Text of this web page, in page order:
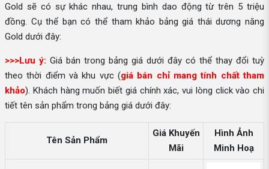
Gold sẽ có sự khác nhau, trung bình dao động từ trên 5 triệu
đồng. Cụ thể bạn có thể tham khảo bảng giá thái dương năng
Gold dưới đây:
>>>Lưu ý: Giá bán trong bảng giá dưới đây có thể thay đổi tuỳ
theo thời điểm và khu vực (giá bán chỉ mang tính chất tham
khảo). Khách hàng muốn biết giá chính xác, vui lòng click vào chi
tiết tên sản phẩm trong bảng giá dưới đây:
Tên Sản Phẩm
Giá Khuyến
Mãi
Hình Ảnh
Minh Hoạ